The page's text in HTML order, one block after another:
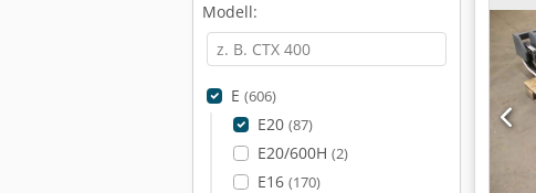
Modell:
E (606)
E20 (87)
E20/600H (2)
E16 (170)